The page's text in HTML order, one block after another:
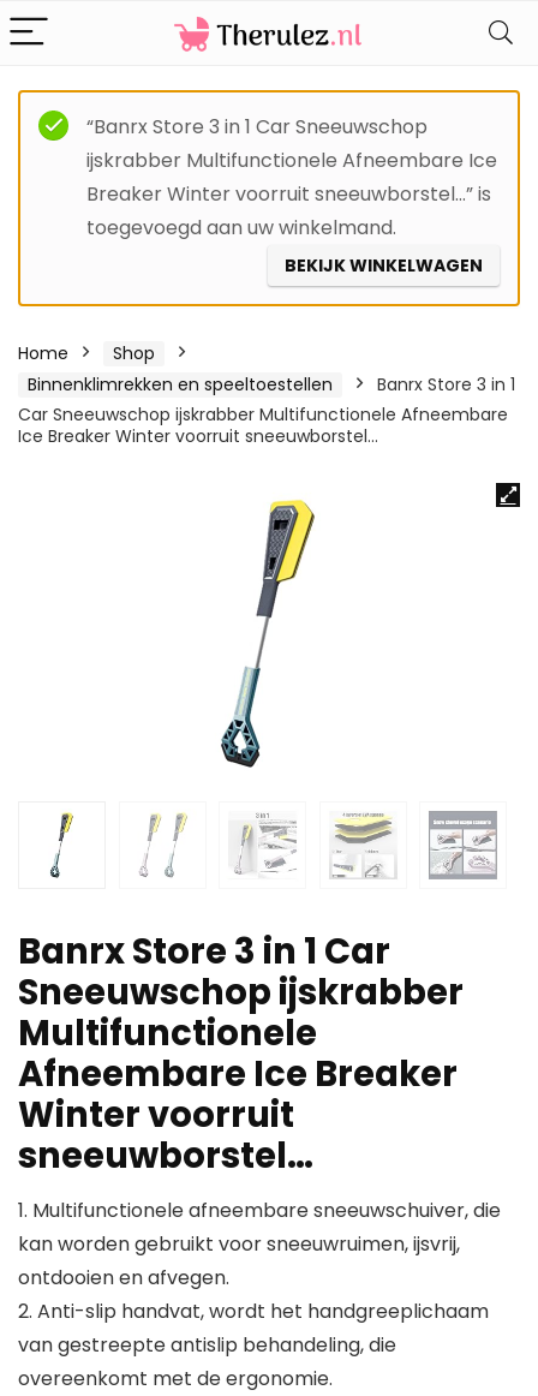
“Banrx Store 3 in 1 Car Sneeuwschop
ijskrabber Multifunctionele Afneembare Ice
Breaker Winter voorruit sneeuwborstel…” is
toegevoegd aan uw winkelmand.
BEKIJK WINKELWAGEN
Home
Shop
Binnenklimrekken en speeltoestellen
Banrx Store 3 in 1
Car Sneeuwschop ijskrabber Multifunctionele Afneembare
Ice Breaker Winter voorruit sneeuwborstel…
Banrx Store 3 in 1 Car
Sneeuwschop ijskrabber
Multifunctionele
Afneembare Ice Breaker
Winter voorruit
sneeuwborstel…
1. Multifunctionele afneembare sneeuwschuiver, die
kan worden gebruikt voor sneeuwruimen, ijsvrij,
ontdooien en afvegen.
2. Anti-slip handvat, wordt het handgreeplichaam
van gestreepte antislip behandeling, die
overeenkomt met de ergonomie.